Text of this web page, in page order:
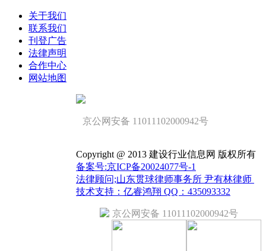
关于我们
联系我们
刊登广告
法律声明
合作中心
网站地图
京公网安备 11011102000942号
Copyright @ 2013 建设行业信息网 版权所有
备案号:京ICP备20024077号-1
法律顾问;山东贯球律师事务所 尹有林律师
技术支持：亿睿鸿翔 QQ：435093332
京公网安备 11011102000942号